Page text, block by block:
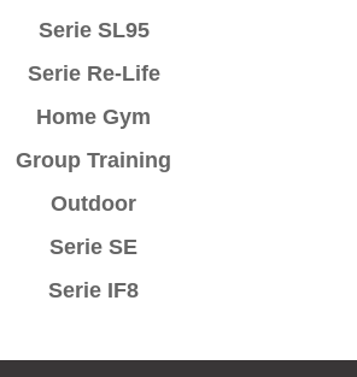
Serie SL95
Serie Re-Life
Home Gym
Group Training
Outdoor
Serie SE
Serie IF8